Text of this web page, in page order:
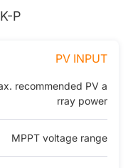
P
PV INPUT
recommended PV a
rray power
MPPT voltage range